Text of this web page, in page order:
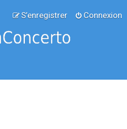
Connexion
S’enregistrer